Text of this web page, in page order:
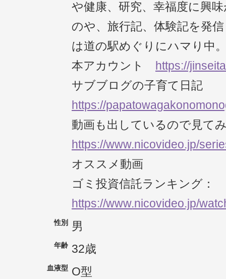
や健康、研究、幸福度に興
のや、旅行記、体験記を発
は道の駅めぐりにハマり中
本アカウント
https://
サブブログの子育て日記
https://
動画も出しているので見て
https://www.nicovideo.jp/
オススメ動画
ゴミ投資信託ランキング：
https://www.nicovideo.jp/
性別 男
年齢 32歳
血液型 O型